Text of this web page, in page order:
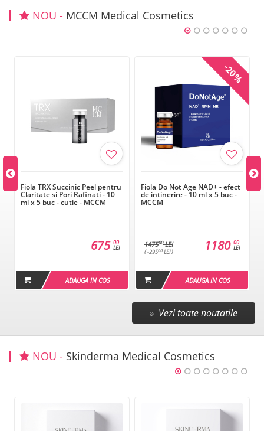
NOU - MCCM Medical Cosmetics
Fiola TRX Succinic Peel pentru
Claritate si Pori Rafinati - 10
ml x 5 buc - cutie - MCCM
00
LEI
675
ADAUGA IN COS
-20%
Fiola Do Not Age NAD+ - efect
de intinerire - 10 ml x 5 buc -
MCCM
147500LEI
( -29500 LEI )
00
LEI
1180
ADAUGA IN COS
» Vezi toate noutatile
NOU - Skinderma Medical Cosmetics